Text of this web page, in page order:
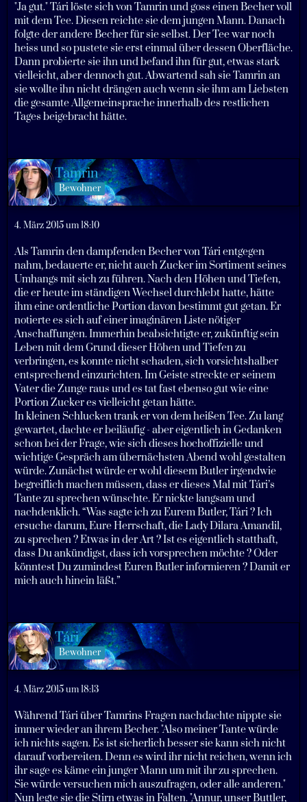
"Ja gut." Tári löste sich von Tamrin und goss einen Becher voll
mit dem Tee. Diesen reichte sie dem jungen Mann. Danach
folgte der andere Becher für sie selbst. Der Tee war noch
heiss und so pustete sie erst einmal über dessen Oberfläche.
Dann probierte sie ihn und befand ihn für gut, etwas stark
vielleicht, aber dennoch gut. Abwartend sah sie Tamrin an
sie wollte ihn nicht drängen auch wenn sie ihm am Liebsten
die gesamte Allgemeinsprache innerhalb des restlichen
Tages beigebracht hätte.
Tamrin
Bewohner
4. März 2015 um 18:10
Als Tamrin den dampfenden Becher von Tári entgegen
nahm, bedauerte er, nicht auch Zucker im Sortiment seines
Umhangs mit sich zu führen. Nach den Höhen und Tiefen,
die er heute im ständigen Wechsel durchlebt hatte, hätte
ihm eine ordentliche Portion davon bestimmt gut getan. Er
notierte es sich auf einer imaginären Liste nötiger
Anschaffungen. Immerhin beabsichtigte er, zukünftig sein
Leben mit dem Grund dieser Höhen und Tiefen zu
verbringen, es konnte nicht schaden, sich vorsichtshalber
entsprechend einzurichten. Im Geiste streckte er seinem
Vater die Zunge raus und es tat fast ebenso gut wie eine
Portion Zucker es vielleicht getan hätte.
In kleinen Schlucken trank er von dem heißen Tee. Zu lang
gewartet, dachte er beiläufig - aber eigentlich in Gedanken
schon bei der Frage, wie sich dieses hochoffizielle und
wichtige Gespräch am übernächsten Abend wohl gestalten
würde. Zunächst würde er wohl diesem Butler irgendwie
begreiflich machen müssen, dass er dieses Mal mit Tári’s
Tante zu sprechen wünschte. Er nickte langsam und
nachdenklich. “Was sagte ich zu Eurem Butler, Tári ? Ich
ersuche darum, Eure Herrschaft, die Lady Dilara Amandil,
zu sprechen ? Etwas in der Art ? Ist es eigentlich statthaft,
dass Du ankündigst, dass ich vorsprechen möchte ? Oder
könntest Du zumindest Euren Butler informieren ? Damit er
mich auch hinein läßt.”
Tári
Bewohner
4. März 2015 um 18:13
Während Tári über Tamrins Fragen nachdachte nippte sie
immer wieder an ihrem Becher. "Also meiner Tante würde
ich nichts sagen. Es ist sicherlich besser sie kann sich nicht
darauf vorbereiten. Denn es wird ihr nicht reichen, wenn ich
ihr sage es käme ein junger Mann um mit ihr zu sprechen.
Sie würde versuchen mich auszufragen, oder alle anderen."
Nun legte sie die Stirn etwas in Falten. "Annur, unser Buttler,